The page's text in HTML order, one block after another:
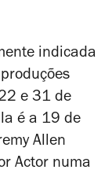
indicada
e 31 de
é a 19 de
Allen
Actor numa